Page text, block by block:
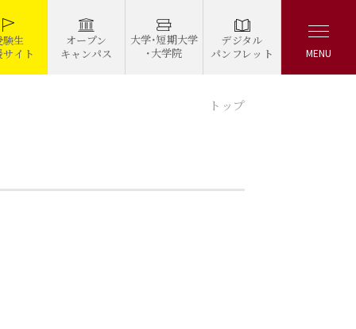
験生
イト
オープン
キャンパス
大学・短期大学
・大学院
デジタル
パンフレット
MENU
トップ